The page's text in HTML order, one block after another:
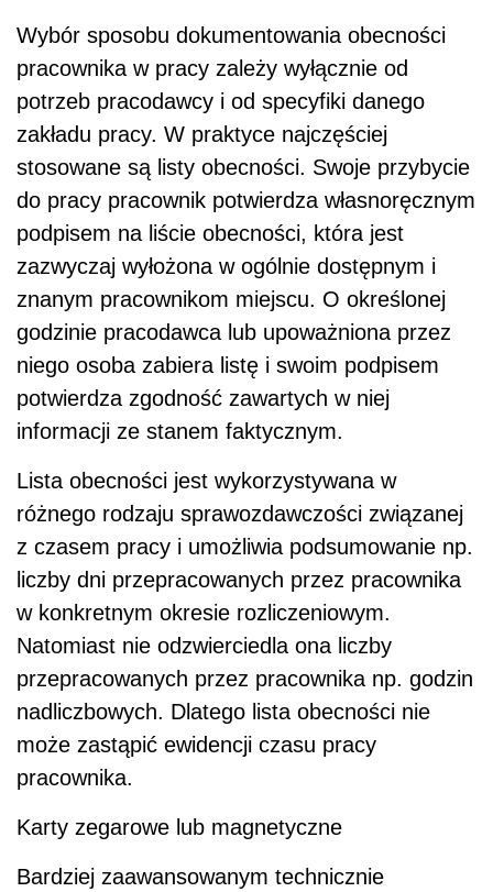
Wybór sposobu dokumentowania obecności
pracownika w pracy zależy wyłącznie od
potrzeb pracodawcy i od specyfiki danego
zakładu pracy. W praktyce najczęściej
stosowane są listy obecności. Swoje przybycie
do pracy pracownik potwierdza własnoręcznym
podpisem na liście obecności, która jest
zazwyczaj wyłożona w ogólnie dostępnym i
znanym pracownikom miejscu. O określonej
godzinie pracodawca lub upoważniona przez
niego osoba zabiera listę i swoim podpisem
potwierdza zgodność zawartych w niej
informacji ze stanem faktycznym.
Lista obecności jest wykorzystywana w
różnego rodzaju sprawozdawczości związanej
z czasem pracy i umożliwia podsumowanie np.
liczby dni przepracowanych przez pracownika
w konkretnym okresie rozliczeniowym.
Natomiast nie odzwierciedla ona liczby
przepracowanych przez pracownika np. godzin
nadliczbowych. Dlatego lista obecności nie
może zastąpić ewidencji czasu pracy
pracownika.
Karty zegarowe lub magnetyczne
Bardziej zaawansowanym technicznie